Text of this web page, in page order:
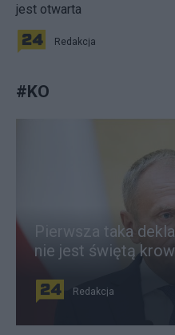
jest otwarta
Redakcja
#KO
Pierwsza taka
nie jest świętą
Redakcja